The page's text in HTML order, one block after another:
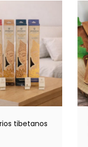
tibetanos